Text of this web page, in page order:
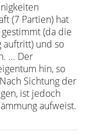
(7 Partien) hat
(da die
auftritt) und so
... Der
hin, so
Sichtung der
ist jedoch
aufweist.